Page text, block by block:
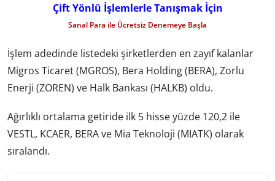
Çift Yönlü İşlemlerle Tanışmak İçin
Sanal Para ile Ücretsiz Denemeye Başla
İşlem adedinde listedeki şirketlerden en zayıf kalanlar
Migros Ticaret (MGROS), Bera Holding (BERA), Zorlu
Enerji (ZOREN) ve Halk Bankası (HALKB) oldu.
Ağırlıklı ortalama getiride ilk 5 hisse yüzde 120,2 ile
VESTL, KCAER, BERA ve Mia Teknoloji (MIATK) olarak
sıralandı.